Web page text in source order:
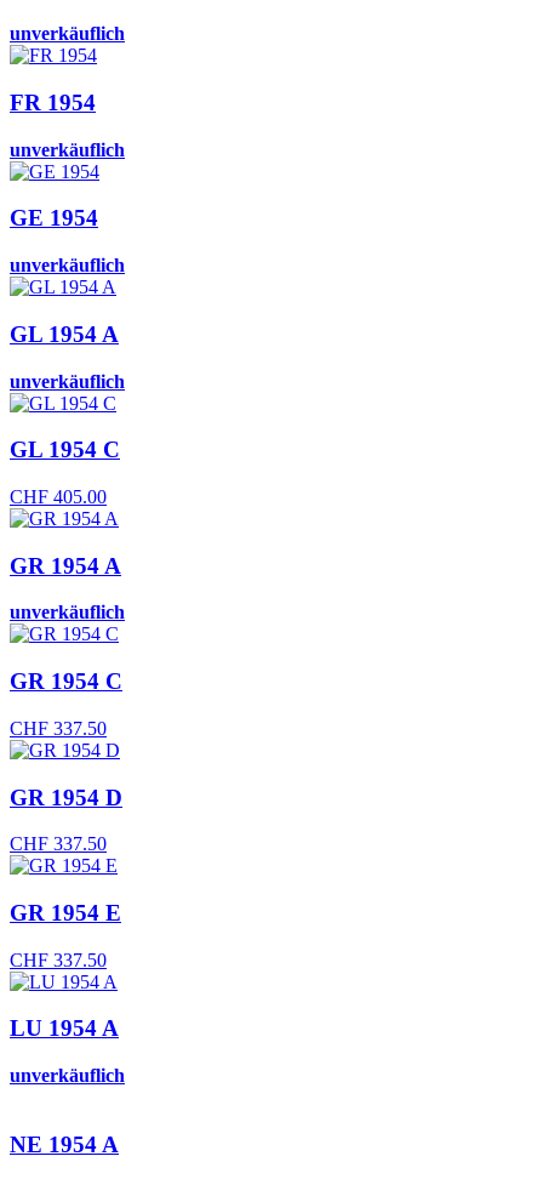
unverkäuflich
FR 1954
unverkäuflich
GE 1954
unverkäuflich
GL 1954 A
unverkäuflich
GL 1954 C
CHF 405.00
GR 1954 A
unverkäuflich
GR 1954 C
CHF 337.50
GR 1954 D
CHF 337.50
GR 1954 E
CHF 337.50
LU 1954 A
unverkäuflich
NE 1954 A